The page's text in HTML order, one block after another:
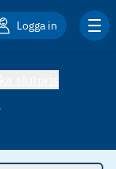
Logga in